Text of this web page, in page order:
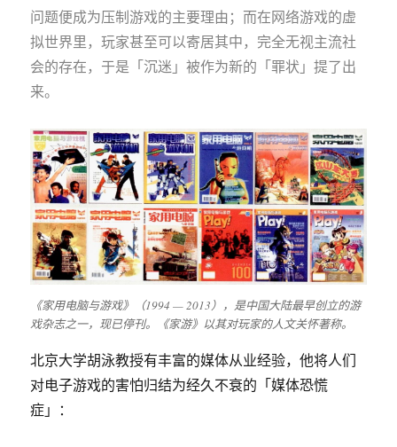
问题便成为压制游戏的主要理由；而在网络游戏的虚
拟世界里，玩家甚至可以寄居其中，完全无视主流社
会的存在，于是「沉迷」被作为新的「罪状」提了出
来。
《家用电脑与游戏》（1994 — 2013），是中国大陆最早创立的游
戏杂志之一，现已停刊。《家游》以其对玩家的人文关怀著称。
北京大学胡泳教授有丰富的媒体从业经验，他将人们
对电子游戏的害怕归结为经久不衰的「媒体恐慌
症」：